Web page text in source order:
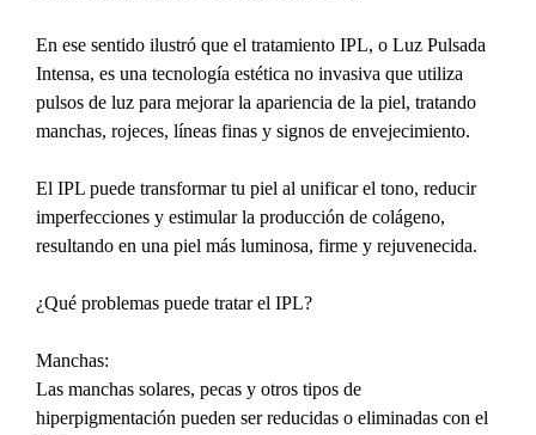
En ese sentido ilustró que el tratamiento IPL, o Luz Pulsada
Intensa, es una tecnología estética no invasiva que utiliza
pulsos de luz para mejorar la apariencia de la piel, tratando
manchas, rojeces, líneas finas y signos de envejecimiento.
El IPL puede transformar tu piel al unificar el tono, reducir
imperfecciones y estimular la producción de colágeno,
resultando en una piel más luminosa, firme y rejuvenecida.
¿Qué problemas puede tratar el IPL?
Manchas:
Las manchas solares, pecas y otros tipos de
hiperpigmentación pueden ser reducidas o eliminadas con el